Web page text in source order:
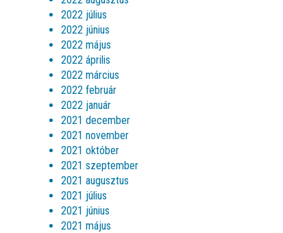
2022 július
2022 június
2022 május
2022 április
2022 március
2022 február
2022 január
2021 december
2021 november
2021 október
2021 szeptember
2021 augusztus
2021 július
2021 június
2021 május